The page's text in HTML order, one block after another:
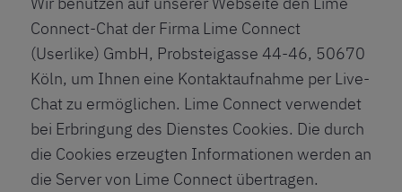
Connect-Chat der Firma Lime Connect
(Userlike) GmbH, Probsteigasse 44-46, 50670
Köln, um Ihnen eine Kontaktaufnahme per Live-
Chat zu ermöglichen. Lime Connect verwendet
bei Erbringung des Dienstes Cookies. Die durch
die Cookies erzeugten Informationen werden an
die Server von Lime Connect übertragen.